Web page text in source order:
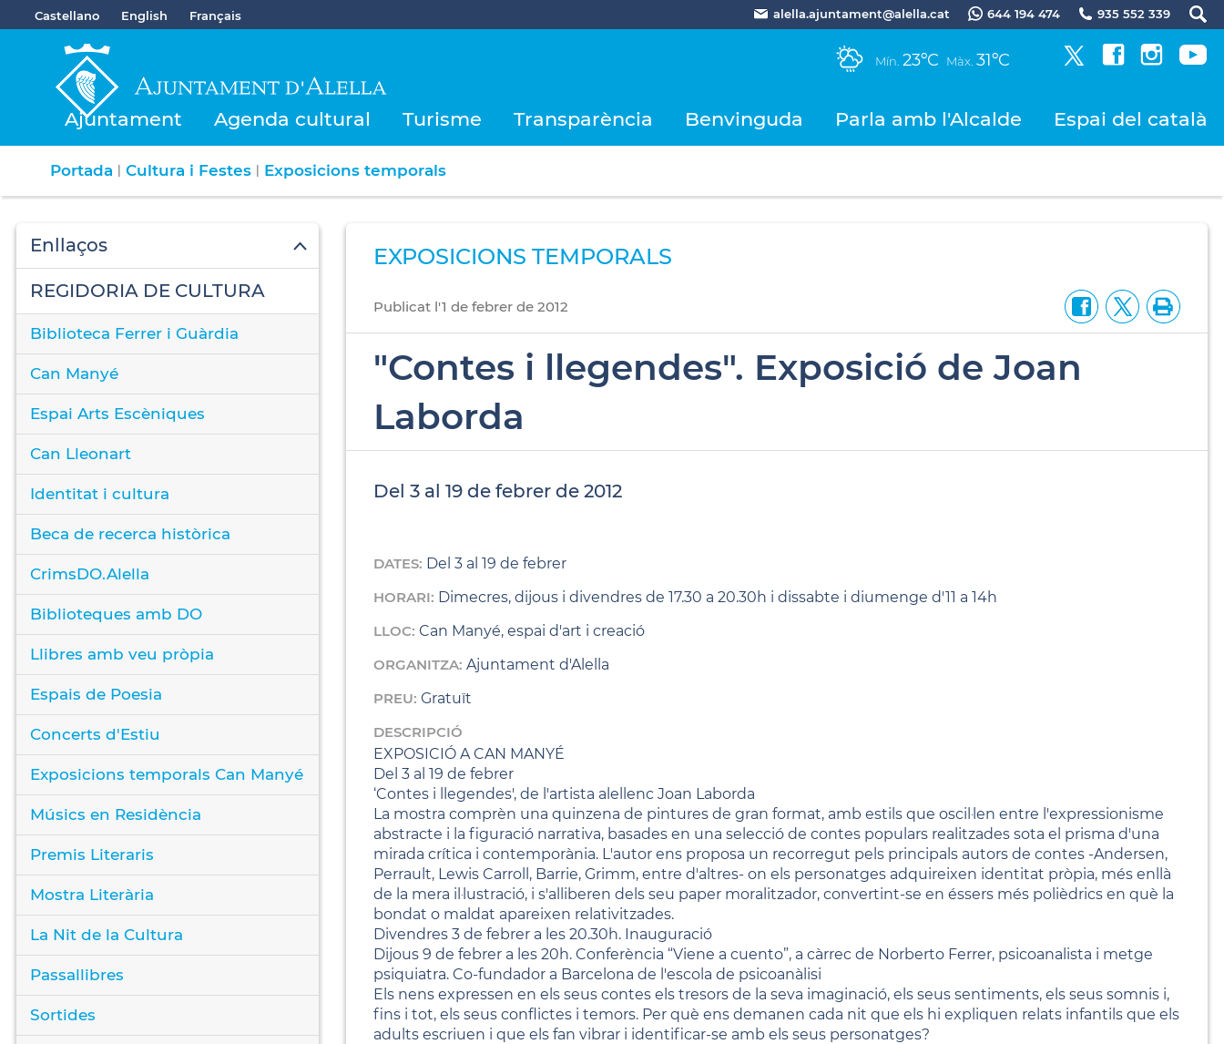
Castellano English Français alella.ajuntament@alella.cat 644 194 474 935 552 339
Mín. 23ºC Màx. 31ºC
Ajuntament Agenda cultural Turisme Transparència Benvinguda Parla amb l'Alcalde Espai del català
Portada | Cultura i Festes | Exposicions temporals
Enllaços
REGIDORIA DE CULTURA
Biblioteca Ferrer i Guàrdia
Can Manyé
Espai Arts Escèniques
Can Lleonart
Identitat i cultura
Beca de recerca històrica
CrimsDO.Alella
Biblioteques amb DO
Llibres amb veu pròpia
Espais de Poesia
Concerts d'Estiu
Exposicions temporals Can Manyé
Músics en Residència
Premis Literaris
Mostra Literària
La Nit de la Cultura
Passallibres
Sortides
EXPOSICIONS TEMPORALS
Publicat l'1 defebrer de2012
"Contes i llegendes". Exposició de Joan
Laborda
Del 3 al 19 de febrer de 2012
DATES: Del 3 al 19 de febrer
HORARI: Dimecres, dijous i divendres de 17.30 a 20.30h i dissabte i diumenge d'11 a 14h
LLOC: Can Manyé, espai d'art i creació
ORGANITZA: Ajuntament d'Alella
PREU: Gratuït
DESCRIPCIÓ
EXPOSICIÓ A CAN MANYÉ
Del 3 al 19 de febrer
‘Contes i llegendes', de l'artista alellenc Joan Laborda
La mostra comprèn una quinzena de pintures de gran format, amb estils que oscil·len entre l'expressionisme
abstracte i la figuració narrativa, basades en una selecció de contes populars realitzades sota el prisma d'una
mirada crítica i contemporània. L'autor ens proposa un recorregut pels principals autors de contes -Andersen,
Perrault, Lewis Carroll, Barrie, Grimm, entre d'altres- on els personatges adquireixen identitat pròpia, més enllà
de la mera il·lustració, i s'alliberen dels seu paper moralitzador, convertint-se en éssers més polièdrics en què la
bondat o maldat apareixen relativitzades.
Divendres 3 de febrer a les 20.30h. Inauguració
Dijous 9 de febrer a les 20h. Conferència “Viene a cuento”, a càrrec de Norberto Ferrer, psicoanalista i metge
psiquiatra. Co-fundador a Barcelona de l'escola de psicoanàlisi
Els nens expressen en els seus contes els tresors de la seva imaginació, els seus sentiments, els seus somnis i,
fins i tot, els seus conflictes i temors. Per què ens demanen cada nit que els hi expliquen relats infantils que els
adults escriuen i que els fan vibrar i identificar-se amb els seus personatges?